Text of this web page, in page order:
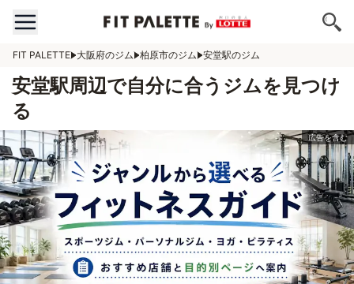
FIT PALETTE 大阪府のジム 柏原市のジム 安堂駅のジム
安堂駅周辺で自分に合うジムを見つけ
る